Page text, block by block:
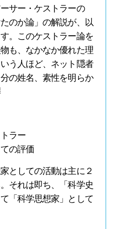
サー・ケストラーの
のか論」の解説が、以
。このケストラー論を
も、なかなか優れた理
う人ほど、ネット隠者
の姓名、素性を明らか
ラー
の評価
としての活動は主に２
それは即ち、「科学史
「科学思想家」として